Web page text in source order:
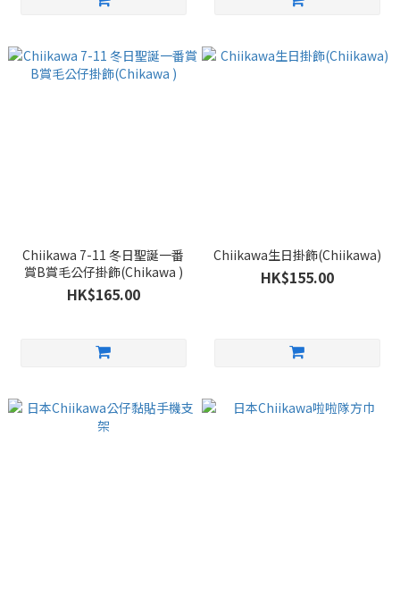
Chiikawa 7-11 冬日聖誕一番
賞B賞毛公仔掛飾(Chikawa )
HK$165.00
Chiikawa生日掛飾(Chiikawa)
HK$155.00